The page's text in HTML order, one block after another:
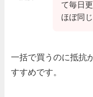
て毎日
ほぼ同じ
一括で買うのに抵抗
すすめです。